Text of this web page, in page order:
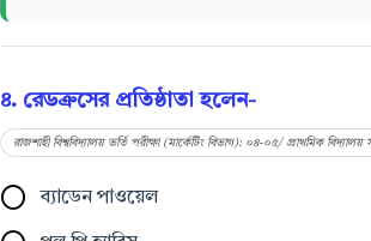
৪. রেডক্রসের প্রতিষ্ঠাতা হলেন-
রাজশাহী বিশ্ববিদ্যালয় ভর্তি পরীক্ষা (মার্কেটিং বিভাগ): ০৪-০৫/ প্রাথমিক
ব্যাডেন পাওয়েল